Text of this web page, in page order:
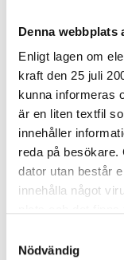
Denna webbplats
Enligt lagen om
kraft den 25 juli
kunna informeras
är en liten textfil
innehåller
reda på besökare.
dator utan består
innehålla något
Den ena typen
Nödvändig
I lager 21 fp
-
Ritpapper